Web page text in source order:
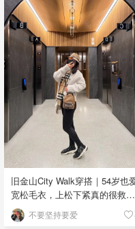
旧金山City Walk穿搭｜54岁也
宽松毛衣，上松下紧真的很救比
例
不要坚持要爱